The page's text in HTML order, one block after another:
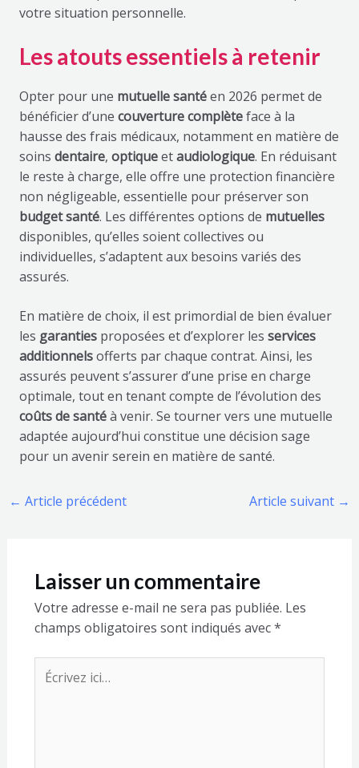
votre situation personnelle.
Les atouts essentiels à retenir
Opter pour une mutuelle santéen 2026 permet de
bénéficier d’une couverture complèteface à la
hausse des frais médicaux, notamment en matière de
soins dentaire, optiqueetaudiologique. En réduisant
le reste à charge, elle offre une protection financière
non négligeable, essentielle pour préserver son
budget santé. Les différentes options de mutuelles
disponibles, qu’elles soient collectives ou
individuelles, s’adaptent aux besoins variés des
assurés.
En matière de choix, il est primordial de bien évaluer
les garantiesproposées et d’explorer les services
additionnelsofferts par chaque contrat. Ainsi, les
assurés peuvent s’assurer d’une prise en charge
optimale, tout en tenant compte de l’évolution des
coûts de santéà venir. Se tourner vers une mutuelle
adaptée aujourd’hui constitue une décision sage
pour un avenir serein en matière de santé.
← Article précédent Article suivant →
Laisser un commentaire
Votre adresse e-mail ne sera pas publiée. Les
champs obligatoires sont indiqués avec*
Écrivez
ici…